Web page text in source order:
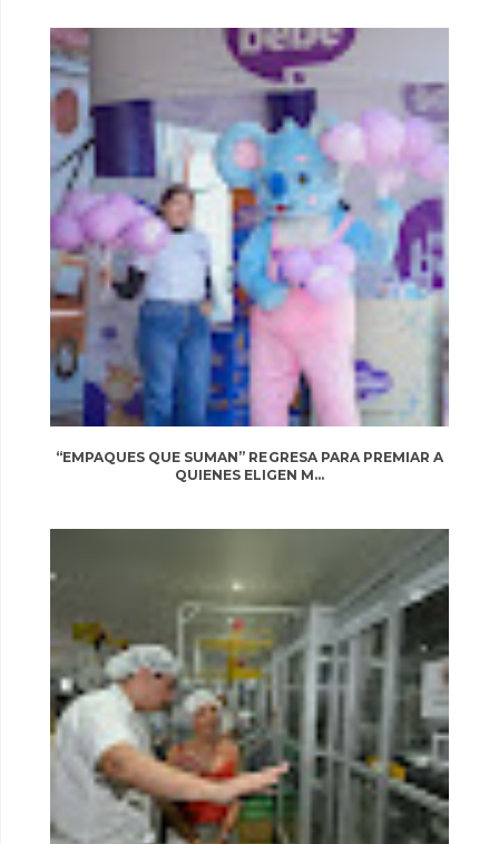
“EMPAQUES QUE SUMAN” REGRESA PARA PREMIAR A
QUIENES ELIGEN M...